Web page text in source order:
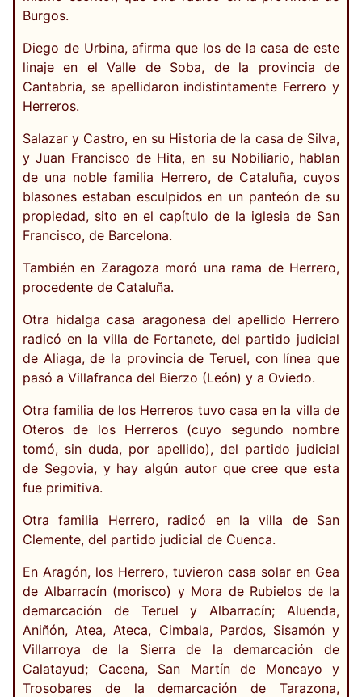
Burgos.
Diego de Urbina, afirma que los de la casa de este
linaje en el Valle de Soba, de la provincia de
Cantabria, se apellidaron indistintamente Ferrero y
Herreros.
Salazar y Castro, en su Historia de la casa de Silva,
y Juan Francisco de Hita, en su Nobiliario, hablan
de una noble familia Herrero, de Cataluña, cuyos
blasones estaban esculpidos en un panteón de su
propiedad, sito en el capítulo de la iglesia de San
Francisco, de Barcelona.
También en Zaragoza moró una rama de Herrero,
procedente de Cataluña.
Otra hidalga casa aragonesa del apellido Herrero
radicó en la villa de Fortanete, del partido judicial
de Aliaga, de la provincia de Teruel, con línea que
pasó a Villafranca del Bierzo (León) y a Oviedo.
Otra familia de los Herreros tuvo casa en la villa de
Oteros de los Herreros (cuyo segundo nombre
tomó, sin duda, por apellido), del partido judicial
de Segovia, y hay algún autor que cree que esta
fue primitiva.
Otra familia Herrero, radicó en la villa de San
Clemente, del partido judicial de Cuenca.
En Aragón, los Herrero, tuvieron casa solar en Gea
de Albarracín (morisco) y Mora de Rubielos de la
demarcación de Teruel y Albarracín; Aluenda,
Aniñón, Atea, Ateca, Cimbala, Pardos, Sisamón y
Villarroya de la Sierra de la demarcación de
Calatayud; Cacena, San Martín de Moncayo y
Trosobares de la demarcación de Tarazona,